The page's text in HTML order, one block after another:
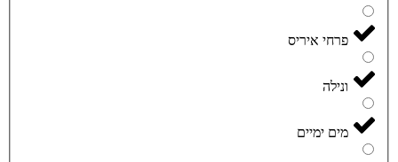
פרחי איריס
ונילה
מים ימיים